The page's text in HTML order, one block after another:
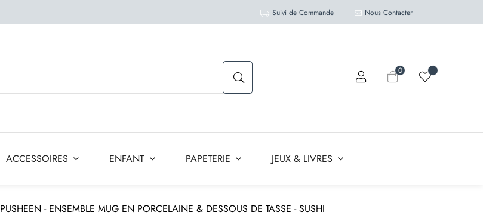
Suivi de Commande Nous Contacter
0
ACCESSOIRES ENFANT PAPETERIE JEUX & LIVRES
PUSHEEN - ENSEMBLE MUG EN PORCELAINE & DESSOUS DE TASSE - SUSHI